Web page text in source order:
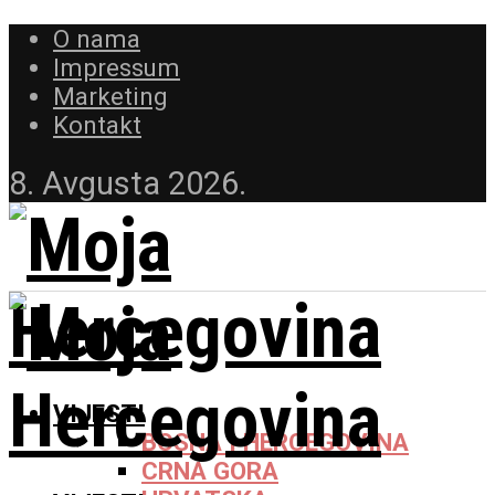
O nama
Impressum
Marketing
Kontakt
8. Avgusta 2026.
VIJESTI
BOSNA I HERCEGOVINA
CRNA GORA